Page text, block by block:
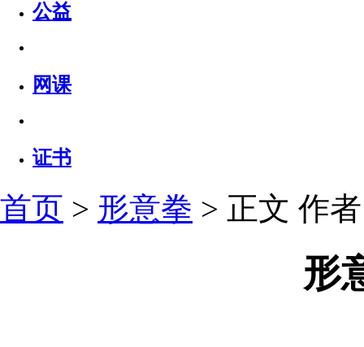
公益
网课
证书
首页 > 形意拳 > 正文 作
形